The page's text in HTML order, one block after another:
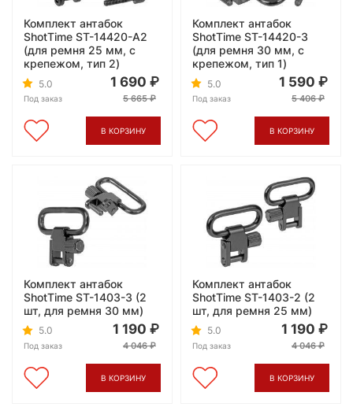
Комплект антабок
ShotTime ST-14420-A2
(для ремня 25 мм, с
крепежом, тип 2)
5.0
Под заказ
1 690
5 665
В КОРЗИНУ
Комплект антабок
ShotTime ST-14420-3
(для ремня 30 мм, с
крепежом, тип 1)
5.0
Под заказ
1 590
5 406
В КОРЗИНУ
Комплект антабок
ShotTime ST-1403-3 (2
шт, для ремня 30 мм)
5.0
Под заказ
1 190
4 046
В КОРЗИНУ
Комплект антабок
ShotTime ST-1403-2 (2
шт, для ремня 25 мм)
5.0
Под заказ
1 190
4 046
В КОРЗИНУ